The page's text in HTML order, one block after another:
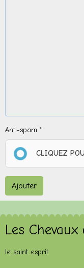
Anti-spam
CLIQUEZ
Ajouter
Les Chevaux
le saint esprit